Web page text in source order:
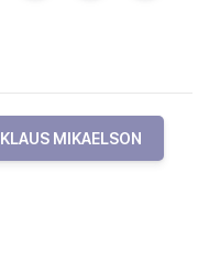
KLAUS MIKAELSON